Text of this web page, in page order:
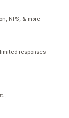
NPS, & more
responses
.